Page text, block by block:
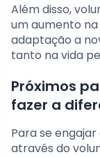
Além disso,
um aumento
adaptação a
tanto na vida
Próximos
fazer a
Para se
através do